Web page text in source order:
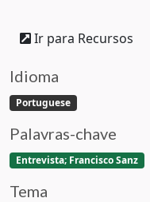
Ir para Recursos
Idioma
Portuguese
Palavras-chave
Entrevista; Francisco Sanz
Tema